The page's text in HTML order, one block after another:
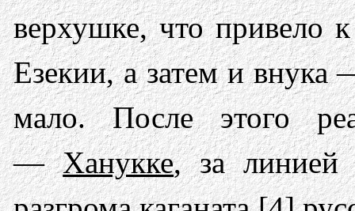
верхушке, что привело
Езекии, а затем и
мало. После этого
—Ханукке, за линией